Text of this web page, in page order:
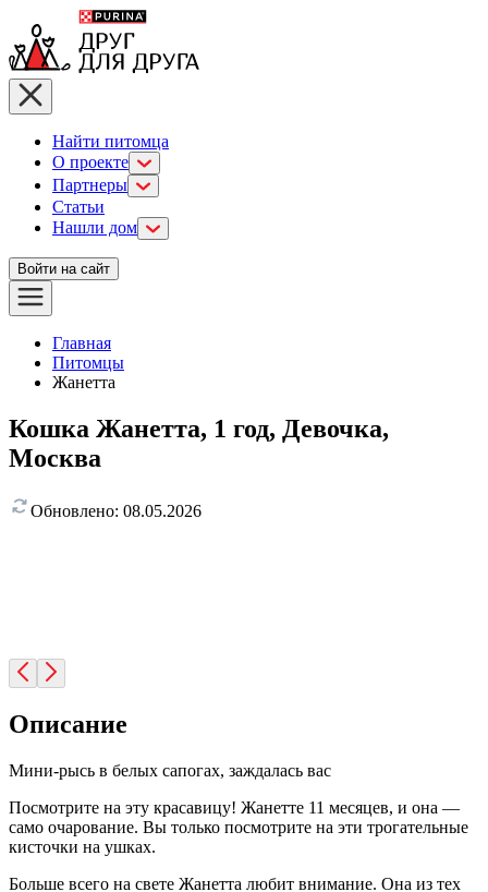
Найти питомца
О проекте
Партнеры
Статьи
Нашли дом
Войти на сайт
Главная
Питомцы
Жанетта
Кошка Жанетта, 1 год, Девочка,
Москва
Обновлено: 08.05.2026
Описание
Мини-рысь в белых сапогах, заждалась вас
Посмотрите на эту красавицу! Жанетте 11 месяцев, и она —
само очарование. Вы только посмотрите на эти трогательные
кисточки на ушках.
Больше всего на свете Жанетта любит внимание. Она из тех